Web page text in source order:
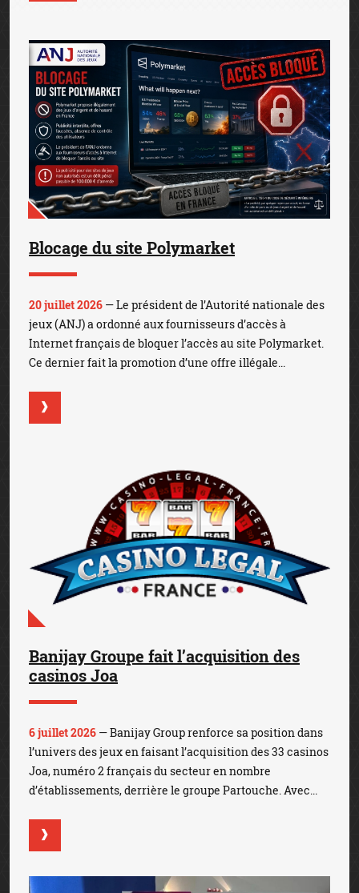
Blocage du site Polymarket
20 juillet 2026 — Le président de l’Autorité nationale des
jeux (ANJ) a ordonné aux fournisseurs d’accès à
Internet français de bloquer l’accès au site Polymarket.
Ce dernier fait la promotion d’une offre illégale...
Banijay Groupe fait l’acquisition des
casinos Joa
6 juillet 2026 — Banijay Group renforce sa position dans
l’univers des jeux en faisant l’acquisition des 33 casinos
Joa, numéro 2 français du secteur en nombre
d’établissements, derrière le groupe Partouche. Avec...